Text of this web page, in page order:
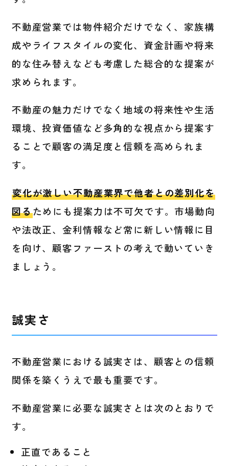
不動産営業では物件紹介だけでなく、家族構
成やライフスタイルの変化、資金計画や将来
的な住み替えなども考慮した総合的な提案が
求められます。
不動産の魅力だけでなく地域の将来性や生活
環境、投資価値など多角的な視点から提案す
ることで顧客の満足度と信頼を高められま
す。
変化が激しい不動産業界で他者との差別化を
図るためにも提案力は不可欠です。市場動向
や法改正、金利情報など常に新しい情報に目
を向け、顧客ファーストの考えで動いていき
ましょう。
誠実さ
不動産営業における誠実さは、顧客との信頼
関係を築くうえで最も重要です。
不動産営業に必要な誠実さとは次のとおりで
す。
正直であること